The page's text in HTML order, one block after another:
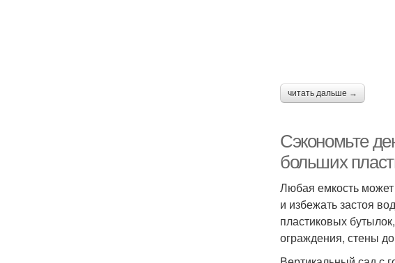
читать дальше →
Сэкономьте
больших
Любая емкость
и избежать застоя
пластиковых
ограждения, стены